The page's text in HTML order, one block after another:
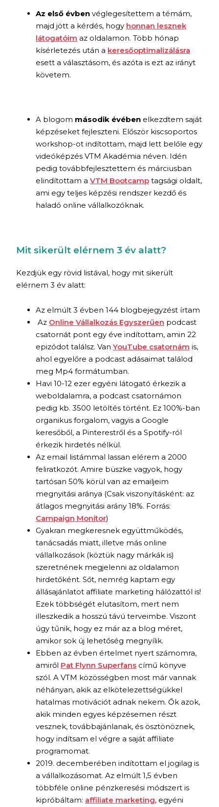
Az első évben véglegesítettem a témám,
majd jött a kérdés, hogy honnan lesznek
látogatóim az oldalamon. Több hónap
kísérletezés után a keresőoptimalizálásra
esett a választásom, és azóta is ezt az irányt
követem.
A blogom második évében elkezdtem saját
képzéseket fejleszteni. Először kiscsoportos
workshop-ot indítottam, majd lett belőle egy
videóképzés VTM Akadémia néven. Idén
pedig továbbfejlesztettem és márciusban
elindítottam a VTM Bootcamp tagsági oldalt,
ami egy teljes képzési rendszer kezdő és
haladó online vállalkozóknak.
Mit sikerült elérnem 3 év alatt?
Kezdjük egy rövid listával, hogy mit sikerült
elérnem 3 év alatt:
Az elmúlt 3 évben 144 blogbejegyzést írtam
Az Online Vállalkozás Egyszerűen podcast
csatornát pont egy éve indítottam, amin 22
epizódot találsz. Van YouTube csatornám is,
ahol egyelőre a podcast adásaimat találod
meg Mp4 formátumban.
Havi 10-12 ezer egyéni látogató érkezik a
weboldalamra, a podcast csatornámon
pedig kb. 3500 letöltés történt. Ez 100%-ban
organikus forgalom, vagyis a Google
keresőből, a Pinterestről és a Spotify-ról
érkezik hirdetés nélkül.
Az email listámmal lassan elérem a 2000
feliratkozót. Amire büszke vagyok, hogy
tartósan 50% körül van az emailjeim
megnyitási aránya (Csak viszonyításként: az
átlagos megnyitási arány 18%. Forrás:
Campaign Monitor)
Gyakran megkeresnek együttműködés,
tanácsadás miatt, illetve más online
vállalkozások (köztük nagy márkák is)
szeretnének megjelenni az oldalamon
hirdetőként. Sőt, nemrég kaptam egy
állásajánlatot affiliate marketing hálózattól is!
Ezek többségét elutasítom, mert nem
illeszkedik a hosszú távú terveimbe. Viszont
úgy tűnik, hogy ez már az a blog méret,
amikor sok új lehetőség megnyílik.
Ebben az évben értelmet nyert számomra,
amiről Pat Flynn Superfans című könyve
szól. A VTM közösségben most már vannak
néhányan, akik az elkötelezettségükkel
hatalmas motivációt adnak nekem. Ők azok,
akik minden egyes képzésemen részt
vesznek, továbbajánlanak, és ösztönöznek,
hogy indítsam el végre a saját affiliate
programomat.
2019. decemberében indítottam el jogilag is
a vállalkozásomat. Az elmúlt 1,5 évben
többféle online pénzkeresési módszert is
kipróbáltam: affiliate marketing, egyéni